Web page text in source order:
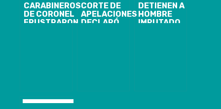
CARABINEROS
DE CORONEL
FRUSTRARON
CORTE DE
APELACIONES
DECLARÓ
DETIENEN A
HOMBRE
IMPUTADO